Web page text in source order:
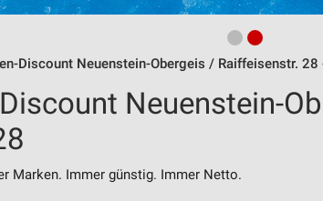
Discount Neuenstein-Obergeis / Raiffeisenstr.
Neuenstein-
Marken. Immer günstig. Immer Netto.